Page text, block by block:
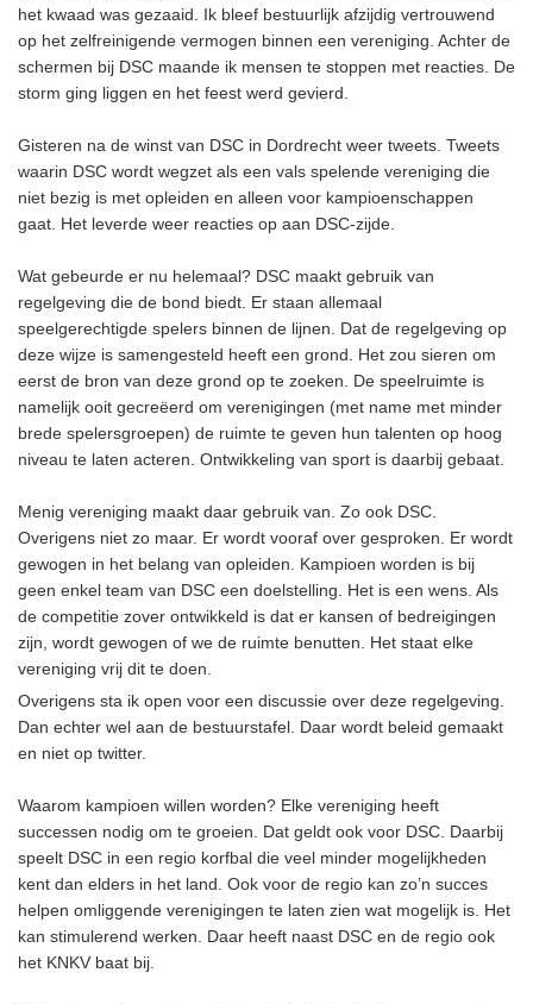
het kwaad was gezaaid. Ik bleef bestuurlijk afzijdig vertrouwend
op het zelfreinigende vermogen binnen een vereniging. Achter de
schermen bij DSC maande ik mensen te stoppen met reacties. De
storm ging liggen en het feest werd gevierd.
Gisteren na de winst van DSC in Dordrecht weer tweets. Tweets
waarin DSC wordt wegzet als een vals spelende vereniging die
niet bezig is met opleiden en alleen voor kampioenschappen
gaat. Het leverde weer reacties op aan DSC-zijde.
Wat gebeurde er nu helemaal? DSC maakt gebruik van
regelgeving die de bond biedt. Er staan allemaal
speelgerechtigde spelers binnen de lijnen. Dat de regelgeving op
deze wijze is samengesteld heeft een grond. Het zou sieren om
eerst de bron van deze grond op te zoeken. De speelruimte is
namelijk ooit gecreëerd om verenigingen (met name met minder
brede spelersgroepen) de ruimte te geven hun talenten op hoog
niveau te laten acteren. Ontwikkeling van sport is daarbij gebaat.
Menig vereniging maakt daar gebruik van. Zo ook DSC.
Overigens niet zo maar. Er wordt vooraf over gesproken. Er wordt
gewogen in het belang van opleiden. Kampioen worden is bij
geen enkel team van DSC een doelstelling. Het is een wens. Als
de competitie zover ontwikkeld is dat er kansen of bedreigingen
zijn, wordt gewogen of we de ruimte benutten. Het staat elke
vereniging vrij dit te doen.
Overigens sta ik open voor een discussie over deze regelgeving.
Dan echter wel aan de bestuurstafel. Daar wordt beleid gemaakt
en niet op twitter.
Waarom kampioen willen worden? Elke vereniging heeft
successen nodig om te groeien. Dat geldt ook voor DSC. Daarbij
speelt DSC in een regio korfbal die veel minder mogelijkheden
kent dan elders in het land. Ook voor de regio kan zo’n succes
helpen omliggende verenigingen te laten zien wat mogelijk is. Het
kan stimulerend werken. Daar heeft naast DSC en de regio ook
het KNKV baat bij.